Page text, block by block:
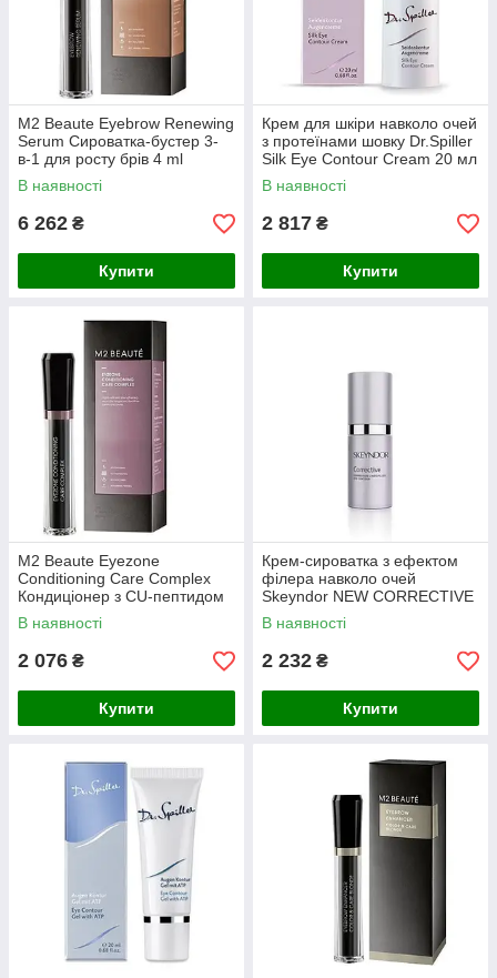
M2 Beaute Eyebrow Renewing
Serum Сироватка-бустер 3-
в-1 для росту брів 4 ml
В наявності
6 262 ₴
Купити
Крем для шкіри навколо очей
з протеїнами шовку Dr.Spiller
Silk Eye Contour Cream 20 мл
В наявності
2 817 ₴
Купити
M2 Beaute Eyezone
Conditioning Care Complex
Кондиціонер з CU-пептидом
для вій та брів 8 ml
В наявності
2 076 ₴
Купити
Крем-сироватка з ефектом
філера навколо очей
Skeyndor NEW CORRECTIVE
Expression Lines Filler Eye
Contour 15 ml
В наявності
2 232 ₴
Купити